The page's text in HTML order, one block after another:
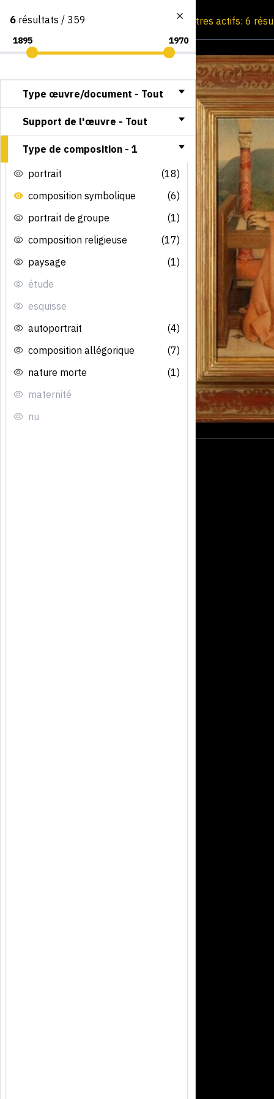
Consultation par image Filtres actifs: 6
6 résultats / 359
Type œuvre/document - Tout
Support de l'œuvre - Tout
Type de composition - 1
portrait
(18)
composition symbolique
(6)
portrait de groupe
(1)
composition religieuse
(17)
paysage
(1)
étude
esquisse
autoportrait
(4)
composition allégorique
(7)
nature morte
(1)
maternité
nu